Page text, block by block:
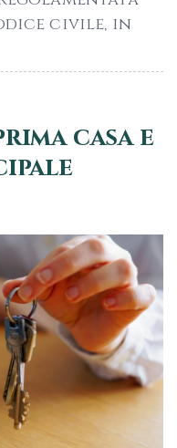
civile, in
casa e